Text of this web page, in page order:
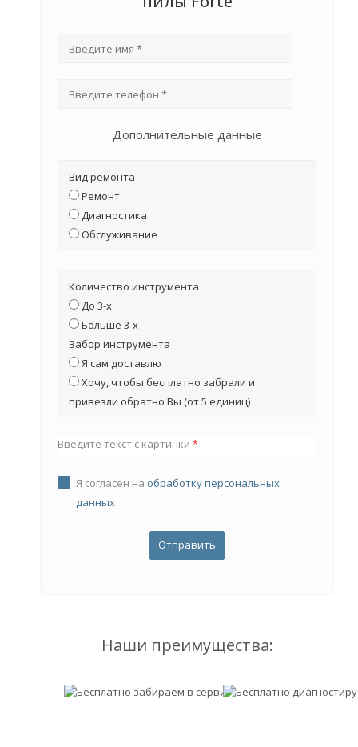
Дополнительные данные
Вид ремонта
Ремонт
Диагностика
Обслуживание
Количество инструмента
До 3-х
Больше 3-х
Забор инструмента
Я сам доставлю
Хочу, чтобы бесплатно забрали и
привезли обратно Вы (от 5 единиц)
Введите текст с картинки *
Я согласен на обработку персональных
данных
Наши преимущества: